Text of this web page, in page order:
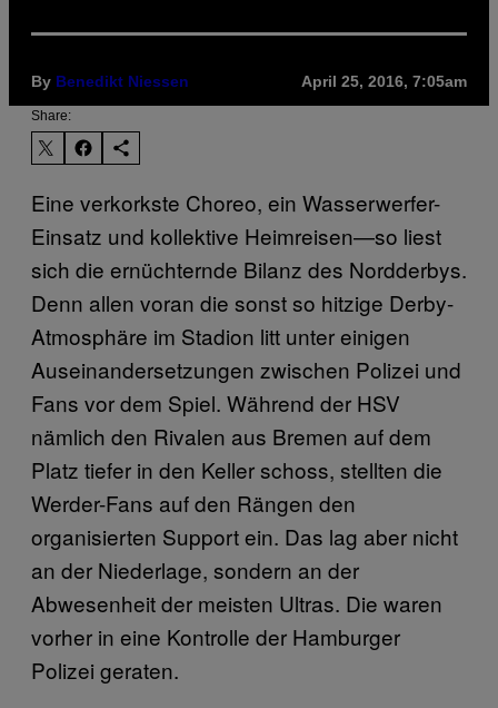
By Benedikt Niessen April 25, 2016, 7:05am
Share:
Eine verkorkste Choreo, ein Wasserwerfer-
Einsatz und kollektive Heimreisen—so liest
sich die ernüchternde Bilanz des Nordderbys.
Denn allen voran die sonst so hitzige Derby-
Atmosphäre im Stadion litt unter einigen
Auseinandersetzungen zwischen Polizei und
Fans vor dem Spiel. Während der HSV
nämlich den Rivalen aus Bremen auf dem
Platz tiefer in den Keller schoss, stellten die
Werder-Fans auf den Rängen den
organisierten Support ein. Das lag aber nicht
an der Niederlage, sondern an der
Abwesenheit der meisten Ultras. Die waren
vorher in eine Kontrolle der Hamburger
Polizei geraten.